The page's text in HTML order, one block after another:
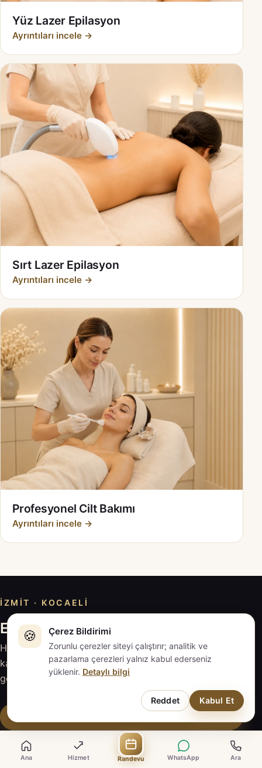
Yüz Lazer Epilasyon
Ayrıntıları incele →
Sırt Lazer Epilasyon
Ayrıntıları incele →
Profesyonel Cilt Bakımı
Ayrıntıları incele →
İZMIT · KOCAELI
EVAPLUS İZMİT ile iletişime geçin
Hizmeti inceleyin, sorularınızı hazırlayın; güncel
kapsam ve fiyat için EVAPLUS İZMİT ile doğrudan
görüşün.
WhatsApp ile Yaz
Ana Hizmet Randevu WhatsApp Ara
🍪 Çerez Bildirimi
Zorunlu çerezler siteyi çalıştırır; analitik ve
pazarlama çerezleri yalnız kabul ederseniz
yüklenir. Detaylı bilgi
Reddet Kabul Et